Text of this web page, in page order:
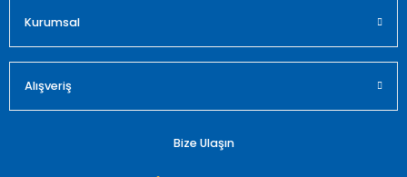
Kurumsal
Alışveriş
Bize Ulaşın